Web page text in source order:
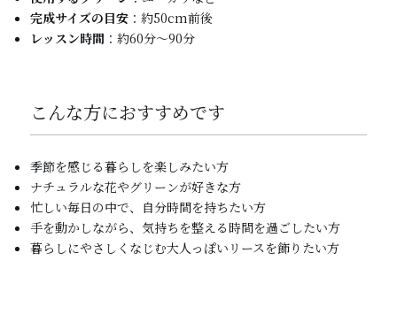
完成サイズの目安：約50cm前後
レッスン時間：約60分～90分
こんな方におすすめです
季節を感じる暮らしを楽しみたい方
ナチュラルな花やグリーンが好きな方
忙しい毎日の中で、自分時間を持ちたい方
手を動かしながら、気持ちを整える時間を過ごしたい方
暮らしにやさしくなじむ大人っぽいリースを飾りたい方